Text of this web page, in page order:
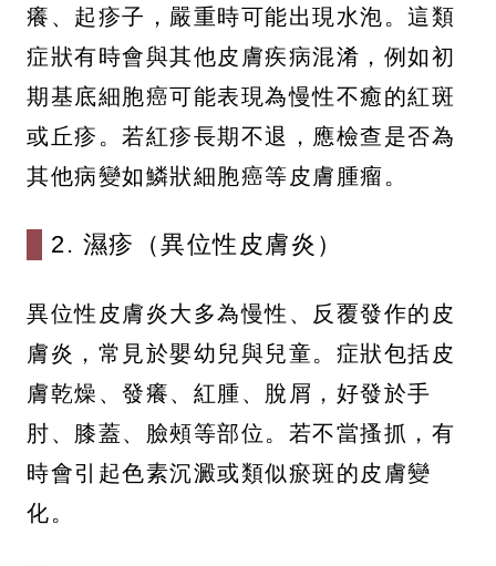
癢、起疹子，嚴重時可能出現水泡。這類
症狀有時會與其他皮膚疾病混淆，例如初
期基底細胞癌可能表現為慢性不癒的紅斑
或丘疹。若紅疹長期不退，應檢查是否為
其他病變如鱗狀細胞癌等皮膚腫瘤。
2. 濕疹（異位性皮膚炎）
異位性皮膚炎大多為慢性、反覆發作的皮
膚炎，常見於嬰幼兒與兒童。症狀包括皮
膚乾燥、發癢、紅腫、脫屑，好發於手
肘、膝蓋、臉頰等部位。若不當搔抓，有
時會引起色素沉澱或類似瘀斑的皮膚變
化。